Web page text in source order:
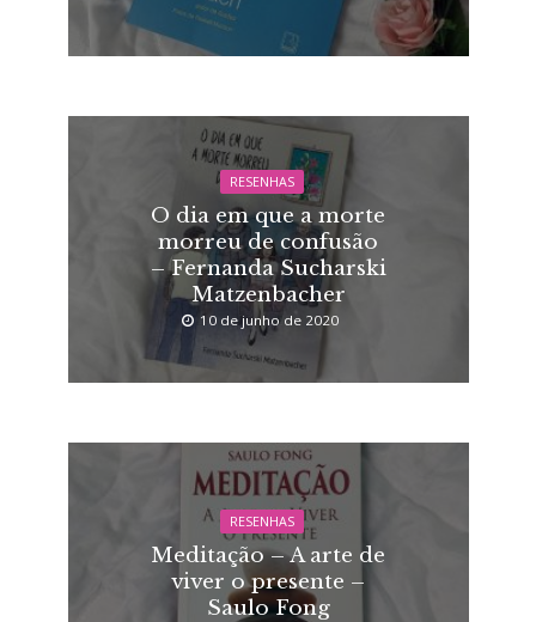
RESENHAS
O dia em que a morte
morreu de confusão
– Fernanda Sucharski
Matzenbacher
10 de junho de 2020
RESENHAS
Meditação – A arte de
viver o presente –
Saulo Fong